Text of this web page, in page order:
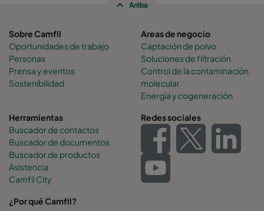
Arriba
Sobre Camfil
Oportunidades de trabajo
Personas
Prensa y eventos
Sostenibilidad
Areas de negocio
Captación de polvo
Soluciones de filtración
Control de la contaminación
molecular
Energía y cogeneración
Herramientas
Buscador de contactos
Buscador de documentos
Buscador de productos
Asistencia
Camfil City
Redes sociales
¿Por qué Camfil?